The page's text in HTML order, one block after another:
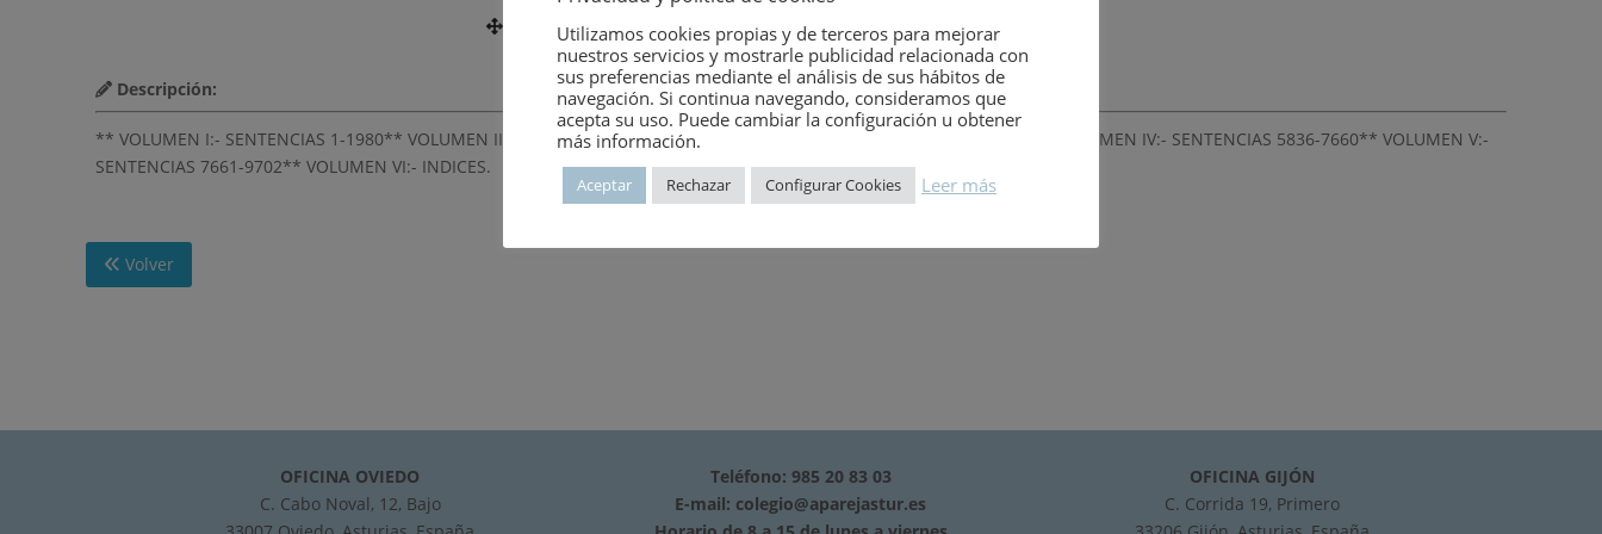
Número:
2665
Descripción:
** VOLUMEN I:- SENTENCIAS 1-1980** VOLUMEN II:- SENTENCIAS 1981-3933** VOLUMEN III:- SENTENCIAS 3934-5835** VOLUMEN IV:- SENTENCIAS 5836-7660** VOLUMEN V:-
SENTENCIAS 7661-9702** VOLUMEN VI:- INDICES.
Volver
OFICINA OVIEDO
C. Cabo Noval, 12, Bajo
Teléfono: 985 20 83 03
E-mail: colegio@aparejastur.es
OFICINA GIJÓN
C. Corrida 19, Primero
Utilizamos cookies propias y de terceros para mejorar
nuestros servicios y mostrarle publicidad relacionada con
sus preferencias mediante el análisis de sus hábitos de
navegación. Si continua navegando, consideramos que
acepta su uso. Puede cambiar la configuración u obtener
más información.
Aceptar Rechazar Configurar Cookies Leer más